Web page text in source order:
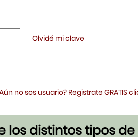
Olvidé mi clave
no sos usuario? Registrate GRATIS
los distintos tipos de